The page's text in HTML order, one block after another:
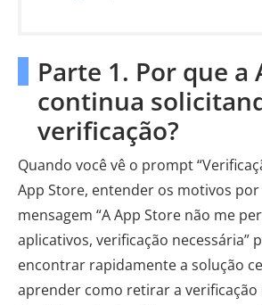
Parte 1. Por que a
continua
verificação?
Quando você vê o prompt
App Store, entender os motivos
mensagem “A App Store não me
aplicativos, verificação necessária”
encontrar rapidamente a solução
aprender como retirar a verificação